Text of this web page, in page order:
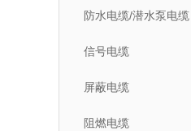
防水电缆/潜水泵电缆
信号电缆
屏蔽电缆
阻燃电缆